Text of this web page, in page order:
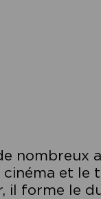
nombreux
et le
il forme le